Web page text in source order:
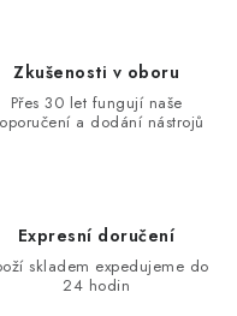
Zkušenosti v oboru
Přes 30 let fungují naše
a dodání nástrojů
Expresní doručení
skladem expedujeme do
24 hodin